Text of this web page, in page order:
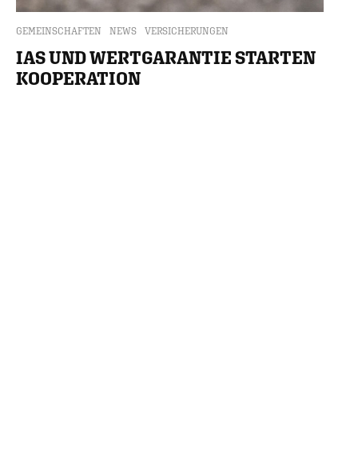
GEMEINSCHAFTEN NEWS VERSICHERUNGEN
IAS UND WERTGARANTIE STARTEN
KOOPERATION